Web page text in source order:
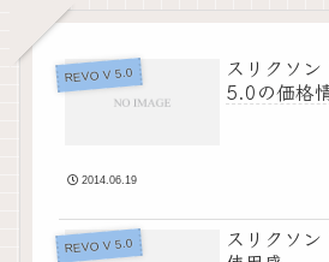
REVO V 5.0
スリクソ
5.0の価格
2014.06.19
REVO V 5.0
スリクソ